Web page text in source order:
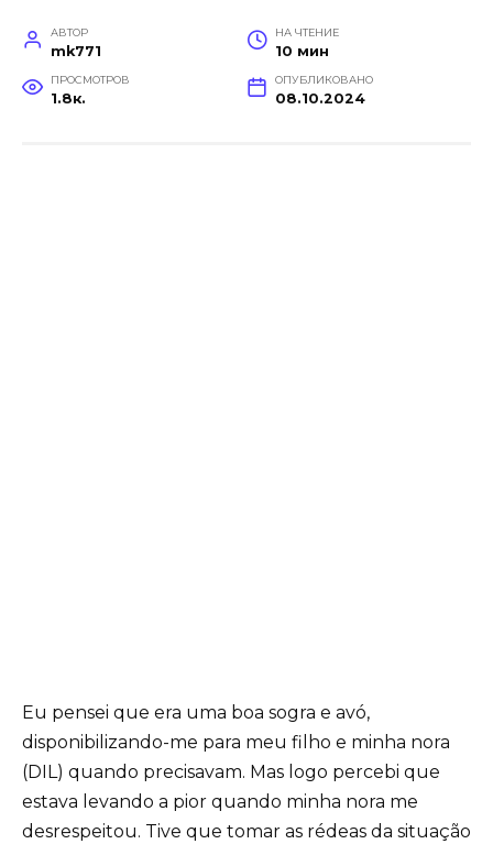
АВТОР
mk771
НА ЧТЕНИЕ
10 мин
ПРОСМОТРОВ
1.8к.
ОПУБЛИКОВАНО
08.10.2024
Eu pensei que era uma boa sogra e avó,
disponibilizando-me para meu filho e minha nora
(DIL) quando precisavam. Mas logo percebi que
estava levando a pior quando minha nora me
desrespeitou. Tive que tomar as rédeas da situação